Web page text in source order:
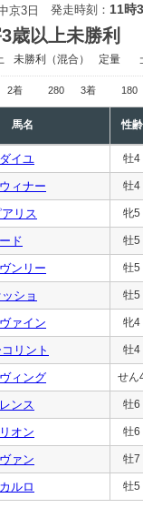
京3日 発走時刻： 11時
歳以上未勝利
未勝利 （混合） 定量
2着 280 3着 180
馬名 性齢
イユ 牡4
ィナー 牡4
リス 牝5
ド 牡5
ンリー 牡5
ショ 牡5
ァイン 牝4
リント 牡4
ィング せん
ンス 牡6
オン 牡6
ァン 牡7
ルロ 牡5